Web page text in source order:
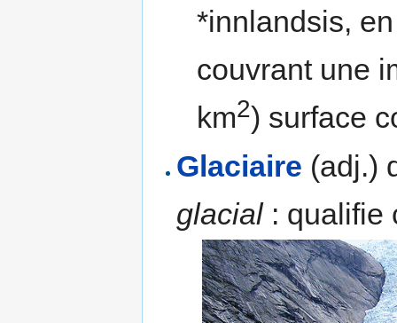
*innlandsis,
couvrant une
km2) surface
Glaciaire (adj.)
glacial: qualifie